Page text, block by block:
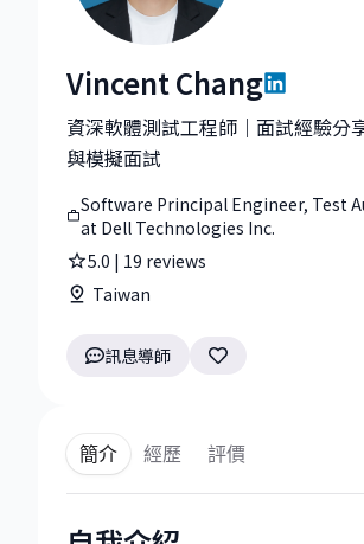
Vincent Chang|Software
Vincent Chang
資深軟體測試工程師｜面試經驗分
與模擬面試
Software Principal Engineer, Test
at Dell Technologies Inc.
5.0 | 19 reviews
Taiwan
訊息導師
簡介 經歷 評價